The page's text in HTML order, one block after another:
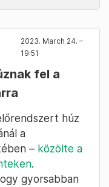
2023. March 24. –
19:51
fel a
húz
a
– közölte a
.
gyorsabban